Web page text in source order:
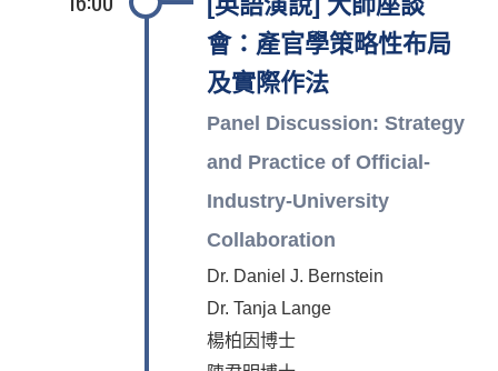
會：產官學策略性布局
及實際作法
Panel Discussion: Strategy
and Practice of Official-
Industry-University
Collaboration
Dr. Daniel J. Bernstein
Dr. Tanja Lange
楊柏因博士